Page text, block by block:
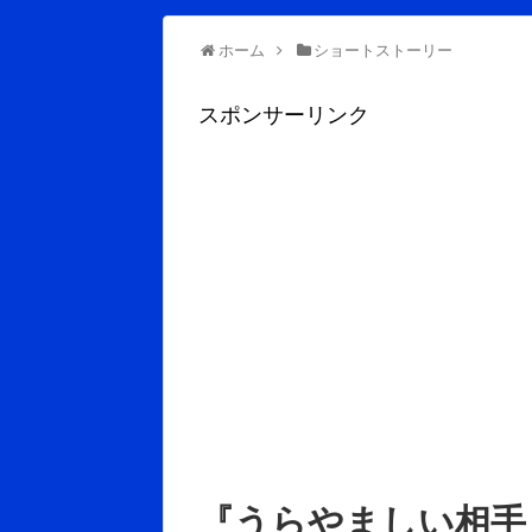
ホーム ショートストーリー
スポンサーリンク
『うらやましい相